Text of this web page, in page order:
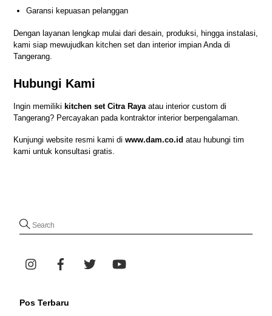
Garansi kepuasan pelanggan
Dengan layanan lengkap mulai dari desain, produksi, hingga instalasi,
kami siap mewujudkan kitchen set dan interior impian Anda di
Tangerang.
Hubungi Kami
Ingin memiliki kitchen set Citra Raya atau interior custom di
Tangerang? Percayakan pada kontraktor interior berpengalaman.
Kunjungi website resmi kami diwww.dam.co.id atau hubungi tim
kami untuk konsultasi gratis.
Pos Terbaru